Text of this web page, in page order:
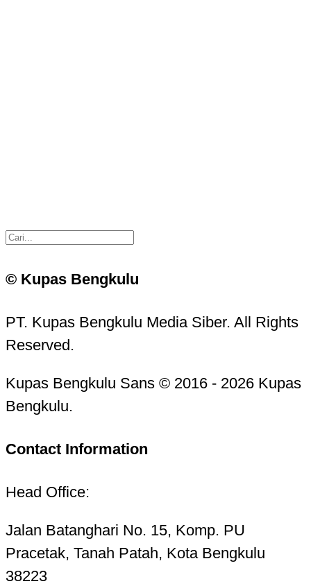
© Kupas Bengkulu
PT. Kupas Bengkulu Media Siber. All Rights
Reserved.
Kupas Bengkulu Sans © 2016 - 2026 Kupas
Bengkulu.
Contact Information
Head Office:
Jalan Batanghari No. 15, Komp. PU
Pracetak, Tanah Patah, Kota Bengkulu
38223